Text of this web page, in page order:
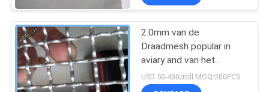
2.0mm van de
Draadmesh popular in
aviary and van het
Diametert6061
Aluminium het de
USD 50-400/roll MOQ:200PCS